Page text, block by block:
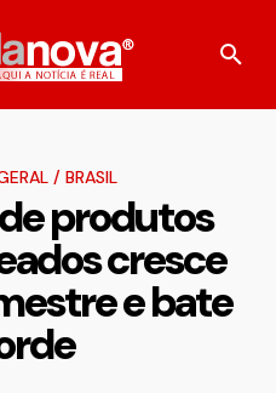
/ BRASIL
produtos
cresce
e bate